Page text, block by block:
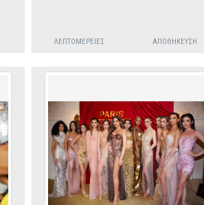
ΛΕΠΤΟΜΈΡΕΙΕΣ ΑΠΟΘΉΚΕΥΣΗ